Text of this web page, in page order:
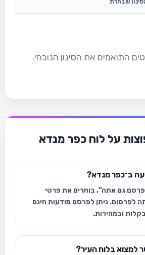
התואמים את הסינון הנוכחי.
על לוח כפר מנדא
ב־כפר מנדא?
גם אתה”, בוחרים את פרטי
לפרסום. ניתן לפרסם מודעות חינם
ובמהירות.
למצוא בלוח העיר?